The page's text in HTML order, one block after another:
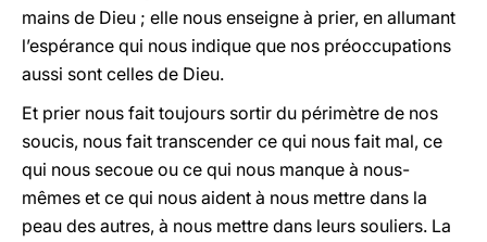
mains de Dieu ; elle nous enseigne à prier, en allumant
l’espérance qui nous indique que nos préoccupations
aussi sont celles de Dieu.
Et prier nous fait toujours sortir du périmètre de nos
soucis, nous fait transcender ce qui nous fait mal, ce
qui nous secoue ou ce qui nous manque à nous-
mêmes et ce qui nous aident à nous mettre dans la
peau des autres, à nous mettre dans leurs souliers. La